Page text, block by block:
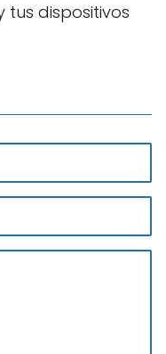
dispositivos